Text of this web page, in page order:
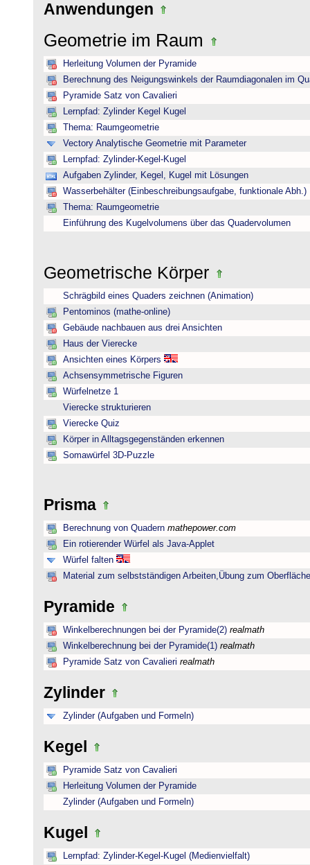
Anwendungen
Geometrie im Raum
Herleitung Volumen der Pyramide
Berechnung des Neigungswinkels der Raumdiagonalen im
Pyramide Satz von Cavalieri
Lernpfad: Zylinder Kegel Kugel
Thema: Raumgeometrie
Vectory Analytische Geometrie mit Parameter
Lernpfad: Zylinder-Kegel-Kugel
Aufgaben Zylinder, Kegel, Kugel mit Lösungen
Wasserbehälter (Einbeschreibungsaufgabe, funktionale Abh.)
Thema: Raumgeometrie
Einführung des Kugelvolumens über das Quadervolumen
Geometrische Körper
Schrägbild eines Quaders zeichnen (Animation)
Pentominos (mathe-online)
Gebäude nachbauen aus drei Ansichten
Haus der Vierecke
Ansichten eines Körpers
Achsensymmetrische Figuren
Würfelnetze 1
Vierecke strukturieren
Vierecke Quiz
Körper in Alltagsgegenständen erkennen
Somawürfel 3D-Puzzle
Prisma
Berechnung von Quadern mathepower.com
Ein rotierender Würfel als Java-Applet
Würfel falten
Material zum selbstständigen Arbeiten,Übung zum
Pyramide
Winkelberechnungen bei der Pyramide(2) realmath
Winkelberechnung bei der Pyramide(1) realmath
Pyramide Satz von Cavalieri realmath
Zylinder
Zylinder (Aufgaben und Formeln)
Kegel
Pyramide Satz von Cavalieri
Herleitung Volumen der Pyramide
Zylinder (Aufgaben und Formeln)
Kugel
Lernpfad: Zylinder-Kegel-Kugel (Medienvielfalt)